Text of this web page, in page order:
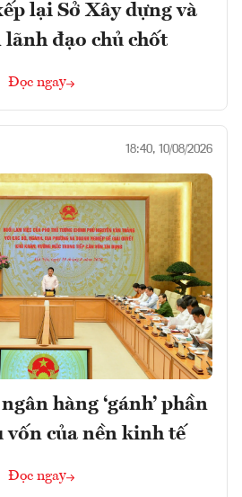
lại Sở Xây dựng và
đạo chủ chốt
Đọc ngay
18:40, 10/08/2026
hàng ‘gánh’ phần
vốn của nền kinh tế
Đọc ngay